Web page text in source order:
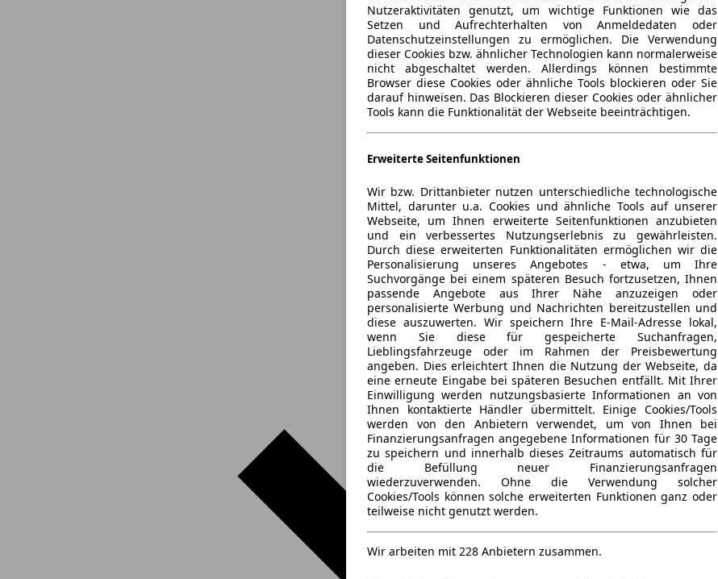
Nutzeraktivitäten genutzt, um wichtige Funktionen wie das
Setzen und Aufrechterhalten von Anmeldedaten oder
Datenschutzeinstellungen zu ermöglichen. Die Verwendung
dieser Cookies bzw. ähnlicher Technologien kann normalerweise
nicht abgeschaltet werden. Allerdings können bestimmte
Browser diese Cookies oder ähnliche Tools blockieren oder Sie
darauf hinweisen. Das Blockieren dieser Cookies oder ähnlicher
Tools kann die Funktionalität der Webseite beeinträchtigen.
Erweiterte Seitenfunktionen
Wir bzw. Drittanbieter nutzen unterschiedliche technologische
Mittel, darunter u.a. Cookies und ähnliche Tools auf unserer
Webseite, um Ihnen erweiterte Seitenfunktionen anzubieten
und ein verbessertes Nutzungserlebnis zu gewährleisten.
Durch diese erweiterten Funktionalitäten ermöglichen wir die
Personalisierung unseres Angebotes - etwa, um Ihre
Suchvorgänge bei einem späteren Besuch fortzusetzen, Ihnen
passende Angebote aus Ihrer Nähe anzuzeigen oder
personalisierte Werbung und Nachrichten bereitzustellen und
diese auszuwerten. Wir speichern Ihre E-Mail-Adresse lokal,
wenn Sie diese für gespeicherte Suchanfragen,
Lieblingsfahrzeuge oder im Rahmen der Preisbewertung
angeben. Dies erleichtert Ihnen die Nutzung der Webseite, da
eine erneute Eingabe bei späteren Besuchen entfällt. Mit Ihrer
Einwilligung werden nutzungsbasierte Informationen an von
Ihnen kontaktierte Händler übermittelt. Einige Cookies/Tools
werden von den Anbietern verwendet, um von Ihnen bei
Finanzierungsanfragen angegebene Informationen für 30 Tage
zu speichern und innerhalb dieses Zeitraums automatisch für
die Befüllung neuer Finanzierungsanfragen
wiederzuverwenden. Ohne die Verwendung solcher
Cookies/Tools können solche erweiterten Funktionen ganz oder
teilweise nicht genutzt werden.
Wir arbeiten mit 228 Anbietern zusammen.